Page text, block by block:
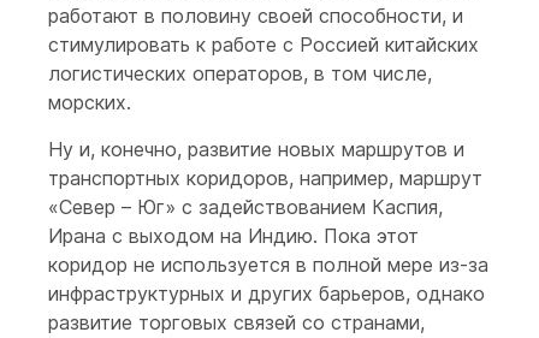
работают в половину своей способности, и
стимулировать к работе с Россией китайских
логистических операторов, в том числе,
морских.
Ну и, конечно, развитие новых маршрутов и
транспортных коридоров, например, маршрут
«Север – Юг» с задействованием Каспия,
Ирана с выходом на Индию. Пока этот
коридор не используется в полной мере из-за
инфраструктурных и других барьеров, однако
развитие торговых связей со странами,